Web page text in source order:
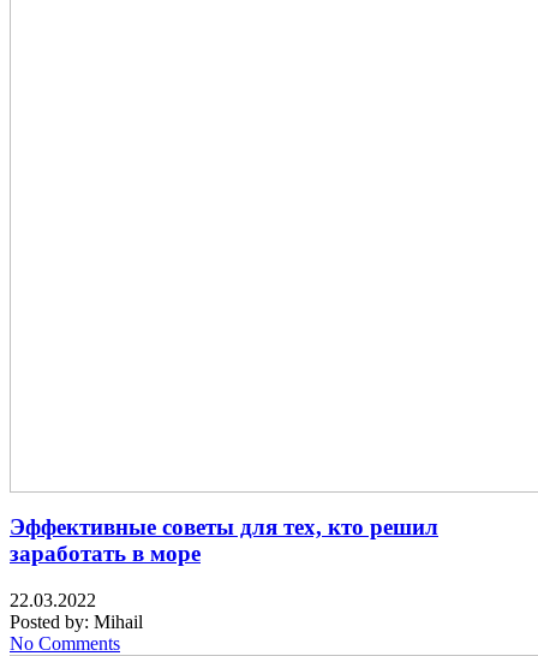
Эффективные советы для тех, кто решил
заработать в море
22.03.2022
Posted by: Mihail
No Comments